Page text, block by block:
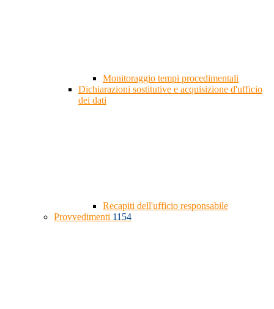
Monitoraggio tempi procedimentali
Dichiarazioni sostitutive e acquisizione d'ufficio
dei dati
Recapiti dell'ufficio responsabile
Provvedimenti 1154